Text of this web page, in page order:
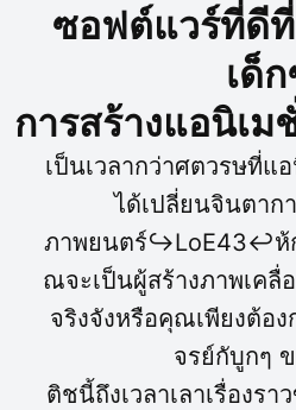
ซอฟต์แวร์ที่ดี
เด็ก
การสร้างแอนิเ
เป็นเวลากว่าศตวรษที่
ได้เปลี่ยนจินตาก
ภาพยนตร์↪LoE43↩ห้
ณจะเป็นผู้สร้างภาพเค
จริงจังหรือคุณเพียงต้อ
จรย์กับูกๆ
ติชนี้ถึงเวลาเลาเรื่องร